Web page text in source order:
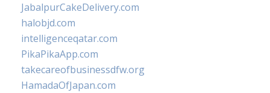
JabalpurCakeDelivery.com
halobjd.com
intelligenceqatar.com
PikaPikaApp.com
takecareofbusinessdfw.org
HamadaOfJapan.com